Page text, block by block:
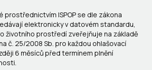
prostřednictvím ISPOP se dle zákona
elektronicky v datovém standardu,
životního prostředí zveřejňuje na základě
č. 25/2008 Sb. pro každou ohlašovací
6 měsíců před termínem plnění